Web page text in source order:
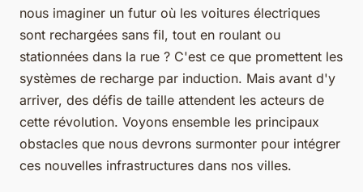
nous imaginer un futur où les voitures électriques
sont rechargées sans fil, tout en roulant ou
stationnées dans la rue ? C'est ce que promettent les
systèmes de recharge par induction. Mais avant d'y
arriver, des défis de taille attendent les acteurs de
cette révolution. Voyons ensemble les principaux
obstacles que nous devrons surmonter pour intégrer
ces nouvelles infrastructures dans nos villes.